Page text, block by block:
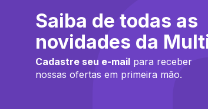
Saiba de todas as
novidades da
Cadastre seu e-mail para receber
nossas ofertas em primeira mão.